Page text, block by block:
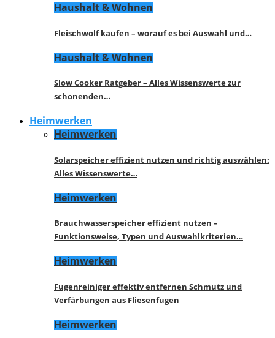
Haushalt & Wohnen
Fleischwolf kaufen – worauf es bei Auswahl und…
Haushalt & Wohnen
Slow Cooker Ratgeber – Alles Wissenswerte zur
schonenden…
Heimwerken
Heimwerken
Solarspeicher effizient nutzen und richtig auswählen:
Alles Wissenswerte…
Heimwerken
Brauchwasserspeicher effizient nutzen –
Funktionsweise, Typen und Auswahlkriterien…
Heimwerken
Fugenreiniger effektiv entfernen Schmutz und
Verfärbungen aus Fliesenfugen
Heimwerken